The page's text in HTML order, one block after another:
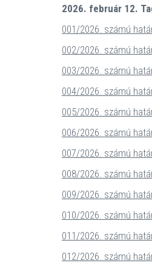
2026. február 12.
001/2026. számú
002/2026. számú
003/2026. számú
004/2026. számú
005/2026. számú
006/2026. számú
007/2026. számú
008/2026. számú
009/2026. számú
010/2026. számú
011/2026. számú
012/2026. számú